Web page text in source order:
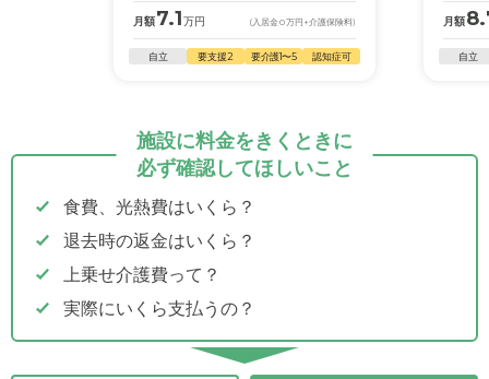
月額7.1万円 (入居金0万円 +介護保険料)
自立 要支援2 要介護1〜5 認知症可
月額
自立
施設に料金をきくときに
必ず確認してほしいこと
食費、光熱費はいくら？
退去時の返金はいくら？
上乗せ介護費って？
実際にいくら支払うの？